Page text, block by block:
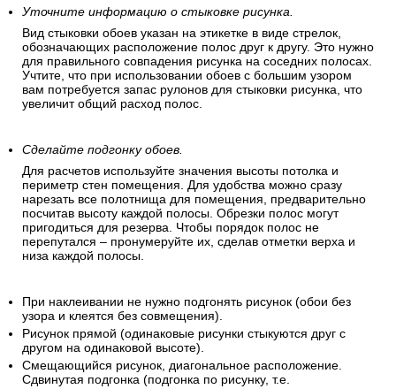
Убедитесь, что все рулоны одинаковы.
Удостоверьтесь, что все рулоны обоев имеют идентичный
рисунок, цвет и размер.
Уточните информацию о стыковке рисунка.
обозначающих расположение полос друг к другу. Это нужно
для правильного совпадения рисунка на соседних полосах.
Учтите, что при использовании обоев с большим узором
вам потребуется запас рулонов для стыковки рисунка, что
увеличит общий расход полос.
Сделайте подгонку обоев.
Для расчетов используйте значения высоты потолка и
нарезать все полотнища для помещения, предварительно
посчитав высоту каждой полосы. Обрезки полос могут
пригодиться для резерва. Чтобы порядок полос не
перепутался – пронумеруйте их, сделав отметки верха и
низа каждой полосы.